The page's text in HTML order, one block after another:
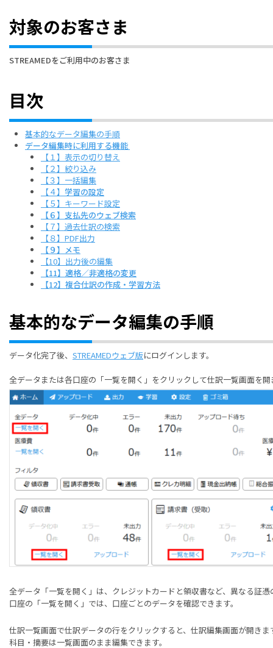
対象のお客さま
STREAMEDをご利用中のお客さま
目次
基本的なデータ編集の手順
データ編集時に利用する機能
【１】表示の切り替え
【２】絞り込み
【３】一括編集
【４】 学習の設定
【５】キーワード設定
【６】支払先のウェブ検索
【７】過去仕訳の検索
【８】PDF出力
【９】メモ
【10】出力後の編集
【11】適格／非適格の変更
【12】複合仕訳の作成・学習方法
基本的なデータ編集の手順
データ化完了後、 STREAMEDウェブ版にログインします。
全データまたは各口座の「一覧を開く」をクリックして仕訳一覧画面を
全データ「一覧を開く」は、クレジットカードと領収書など、異なる証
口座の「一覧を開く」では、口座ごとのデータを確認できます。
仕訳一覧画面で仕訳データの行をクリックすると、仕訳編集画面が開きま
科目・摘要は一覧画面のまま編集できます。